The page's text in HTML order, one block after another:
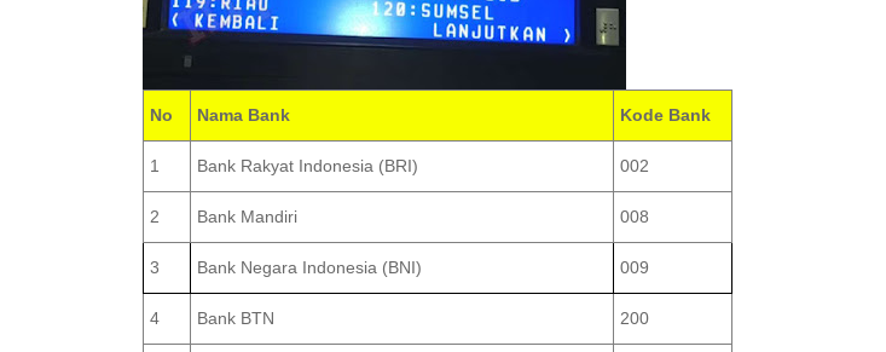
No Nama Bank Kode Bank
1 Bank Rakyat Indonesia (BRI) 002
2 Bank Mandiri 008
3 Bank Negara Indonesia (BNI) 009
4 Bank BTN 200